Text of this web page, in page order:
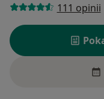
111 opinii